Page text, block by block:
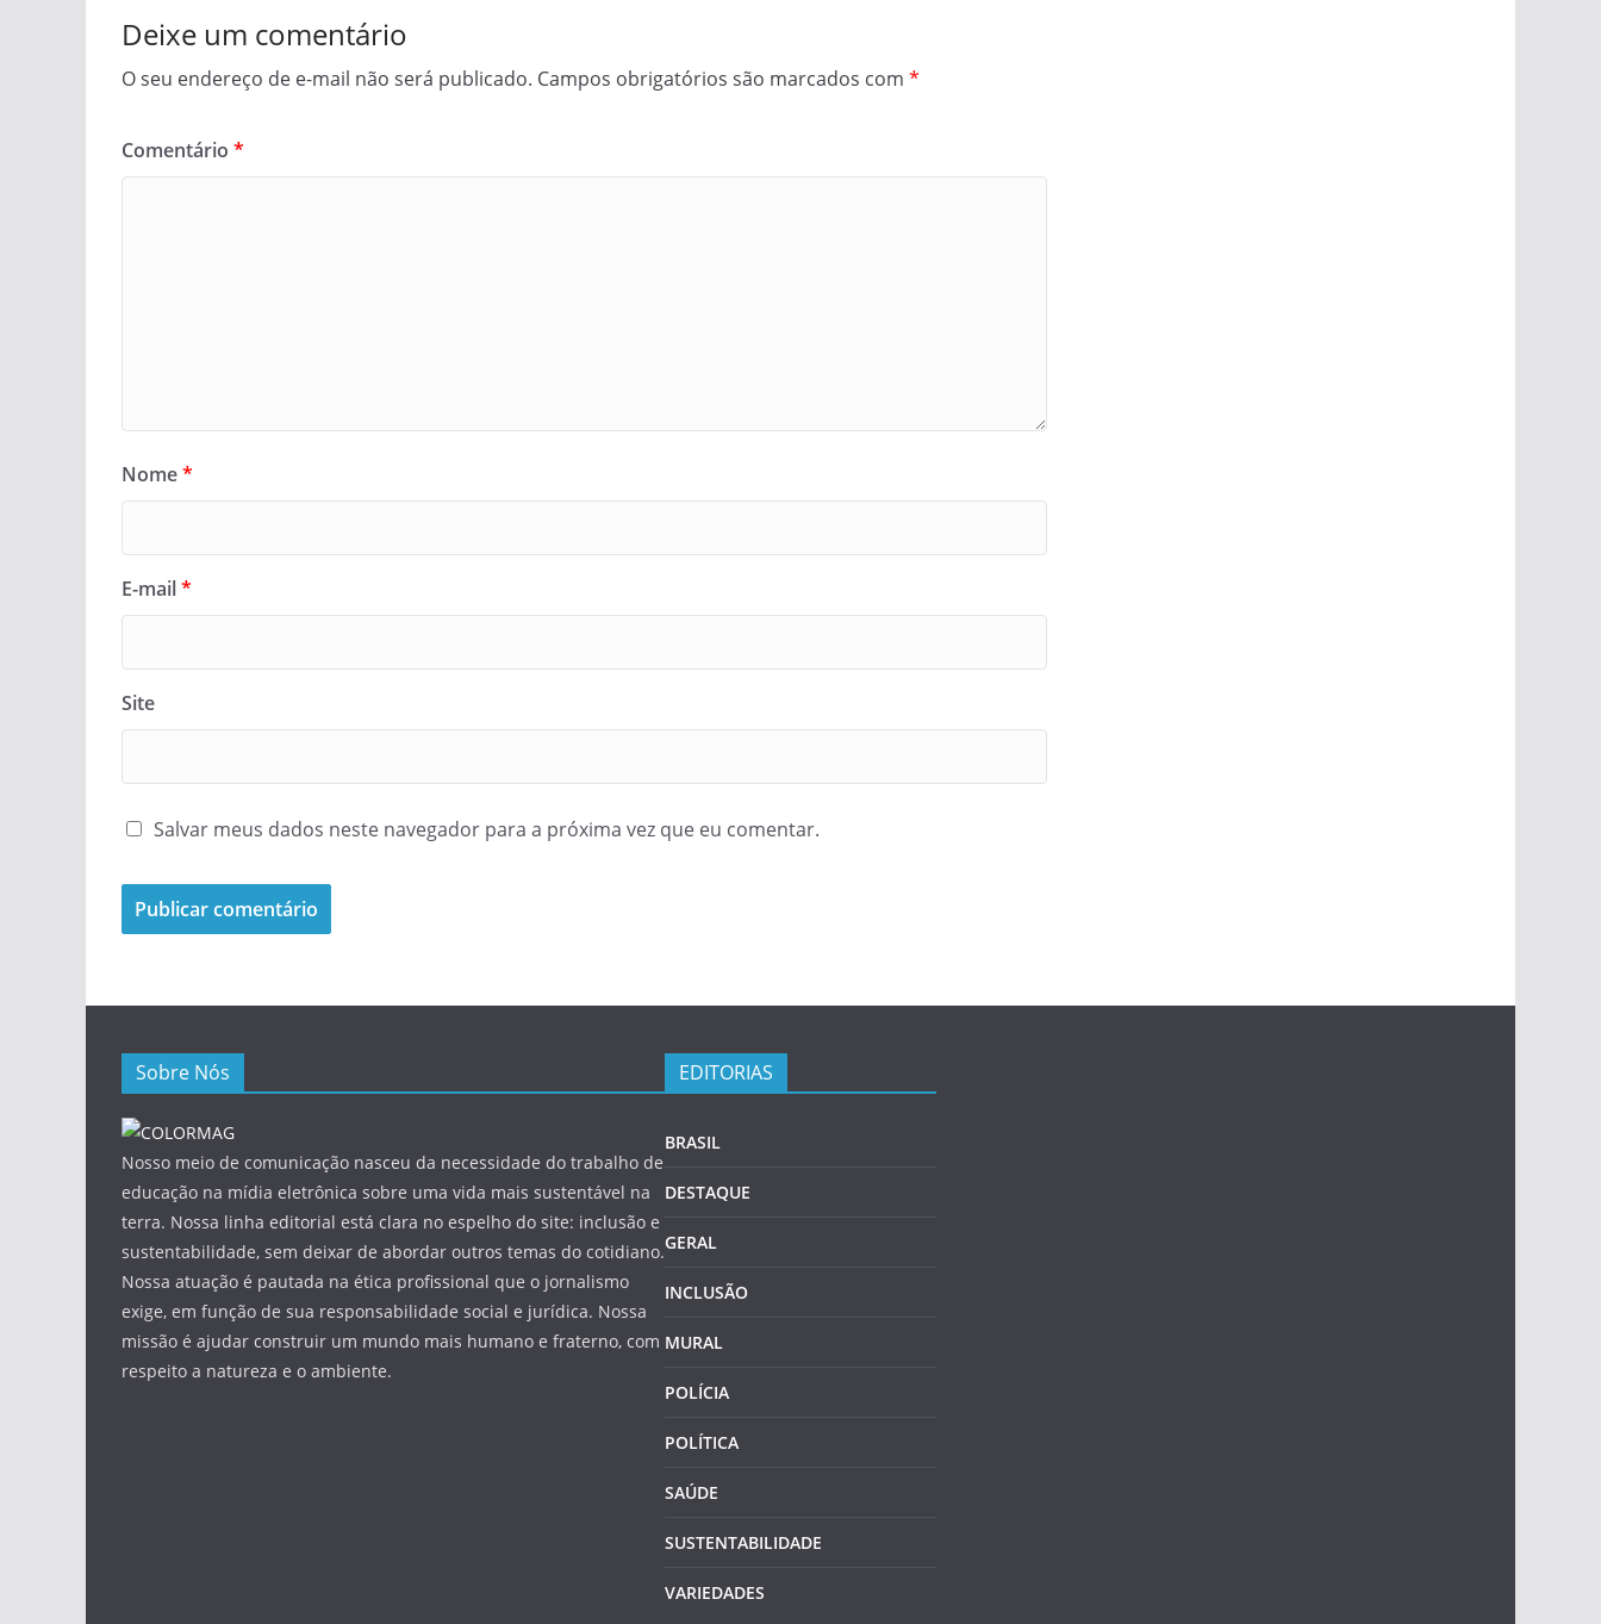
Deixe um comentário
O seu endereço de e-mail não será publicado. Campos obrigatórios são marcados com *
Comentário *
Nome*
E-mail*
Site
Salvar meus dados neste navegador para a próxima vez que eu comentar.
Sobre Nós
Nosso meio de comunicação nasceu da necessidade do trabalho de
educação na mídia eletrônica sobre uma vida mais sustentável na
terra. Nossa linha editorial está clara no espelho do site: inclusão e
sustentabilidade, sem deixar de abordar outros temas do cotidiano.
Nossa atuação é pautada na ética profissional que o jornalismo
exige, em função de sua responsabilidade social e jurídica. Nossa
missão é ajudar construir um mundo mais humano e fraterno, com
respeito a natureza e o ambiente.
EDITORIAS
BRASIL
DESTAQUE
GERAL
INCLUSÃO
MURAL
POLÍCIA
POLÍTICA
SAÚDE
SUSTENTABILIDADE
VARIEDADES